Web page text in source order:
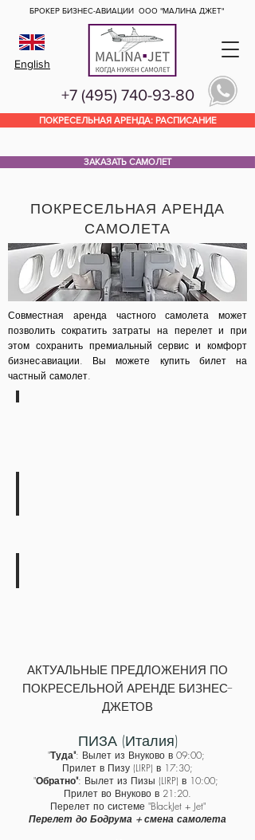
БРОКЕР БИЗНЕС-АВИАЦИИ ООО "МАЛИНА ДЖЕТ"
English
+7 (495) 740-93-80
ПОКРЕСЕЛЬНАЯ АРЕНДА: РАСПИСАНИЕ
ЗАКАЗАТЬ САМОЛЕТ
ПОКРЕСЕЛЬНАЯ АРЕНДА
САМОЛЕТА
Совместная аренда частного самолета может
позволить сократить затраты на перелет и при
этом сохранить премиальный сервис и комфорт
бизнес-авиации. Вы можете купить билет на
частный самолет.
АКТУАЛЬНЫЕ ПРЕДЛОЖЕНИЯ ПО
ПОКРЕСЕЛЬНОЙ АРЕНДЕ БИЗНЕС-
ДЖЕТОВ
ПИЗА (Италия)
"Туда": Вылет из Внуковов 09:00;
Прилет в Пизу (​LIRP) в 17:30;
"Обратно": Вылет из Пизы (LIRP) в 10:00;
Прилет во Внуково в 21:20.
Перелет по системе "BlackJet + Jet"
Перелет до Бодрума + смена самолета